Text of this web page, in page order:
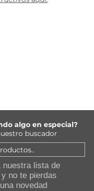
algo en especial?
buscador
nuestra lista de
no te pierdas
novedad